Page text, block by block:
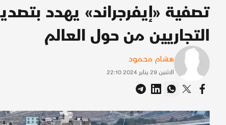
تصفية «إيفرجراند» يهدد
التجاريين من حول العالم
هشام محمود
الاثنين 29 يناير 2024 22:10